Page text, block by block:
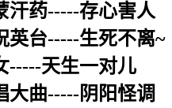
汗药-----存心害人
英台-----生死不离~
-----天生一对儿
大曲-----阴阳怪调